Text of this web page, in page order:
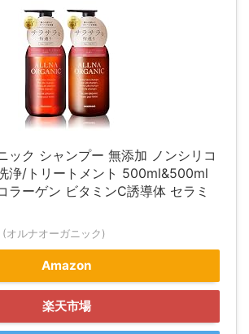
ック シャンプー 無添加 ノンシリコ
浄/トリートメント 500ml&500ml
ラーゲン ビタミンC誘導体 セラミ
オルナオーガニック)
Amazon
楽天市場